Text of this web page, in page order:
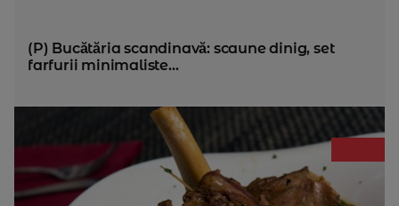
(P) Bucătăria scandinavă: scaune dinig, set
farfurii minimaliste...